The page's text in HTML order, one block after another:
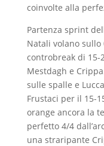
coinvolte alla
Partenza sprint
Natali volano sullo
controbreak di 15-
Mestdagh e
sulle spalle e
Frustaci per il 15-
orange ancora la
perfetto 4/4
una straripante